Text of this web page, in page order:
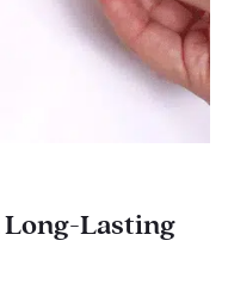
Long-Lasting